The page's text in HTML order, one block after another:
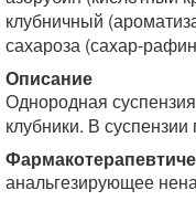
клубничный
сахароза (сахар-
Описание
Однородная
клубники. В
анальгезирующее